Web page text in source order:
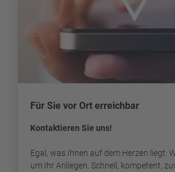
Für Sie vor Ort erreichbar
Kontaktieren Sie uns!
Egal, was Ihnen auf dem Herzen liegt:
um Ihr Anliegen. Schnell, kompetent,